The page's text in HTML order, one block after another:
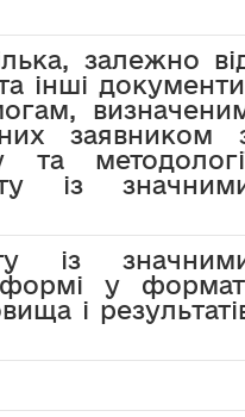
залежно
інші
заявником
із
із
формі у
і